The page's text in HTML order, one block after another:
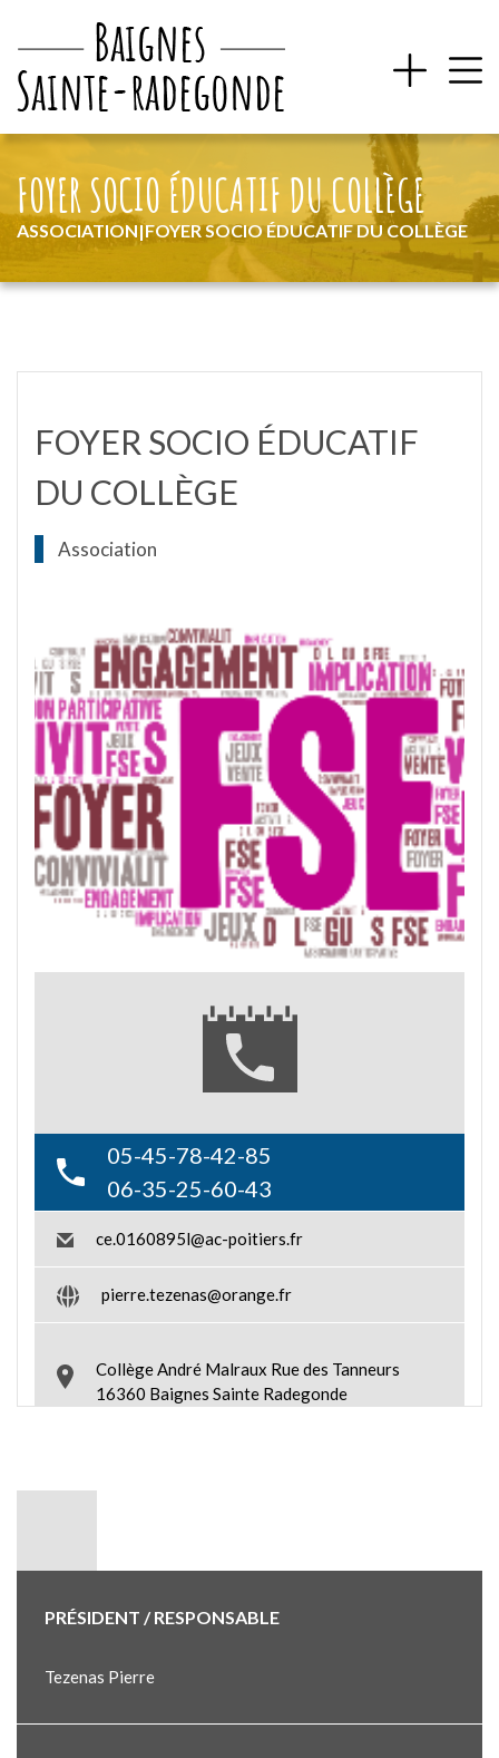
ASSOCIATION|FOYER SOCIO ÉDUCATIF DU COLLÈGE
FOYER SOCIO ÉDUCATIF DU COLLÈGE
FOYER SOCIO ÉDUCATIF
DU COLLÈGE
Association
05-45-78-42-85
06-35-25-60-43
ce.0160895l@ac-poitiers.fr
pierre.tezenas@orange.fr
Collège André Malraux Rue des Tanneurs
16360 Baignes Sainte Radegonde
PRÉSIDENT / RESPONSABLE
Tezenas Pierre